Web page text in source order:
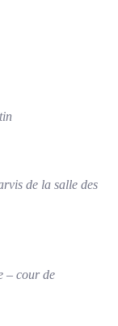
de la salle des
– cour de